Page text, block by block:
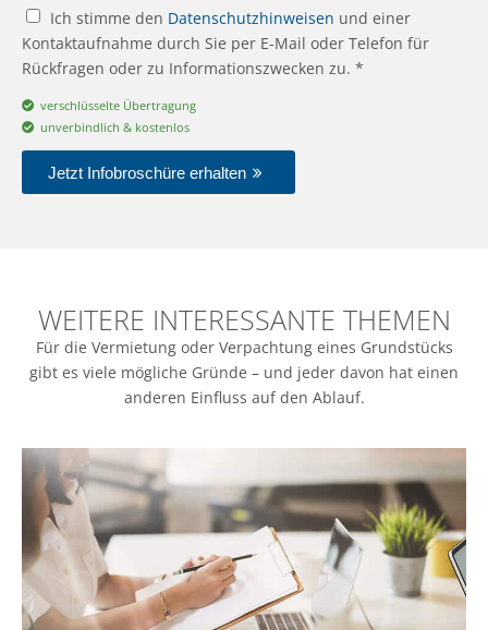
Ich stimme den Datenschutzhinweisen und einer
Kontaktaufnahme durch Sie per E-Mail oder Telefon für
Rückfragen oder zu Informationszwecken zu. *
verschlüsselte Übertragung
unverbindlich & kostenlos
Jetzt Infobroschüre erhalten
WEITERE INTERESSANTE THEMEN
Für die Vermietung oder Verpachtung eines Grundstücks
gibt es viele mögliche Gründe – und jeder davon hat einen
anderen Einfluss auf den Ablauf.